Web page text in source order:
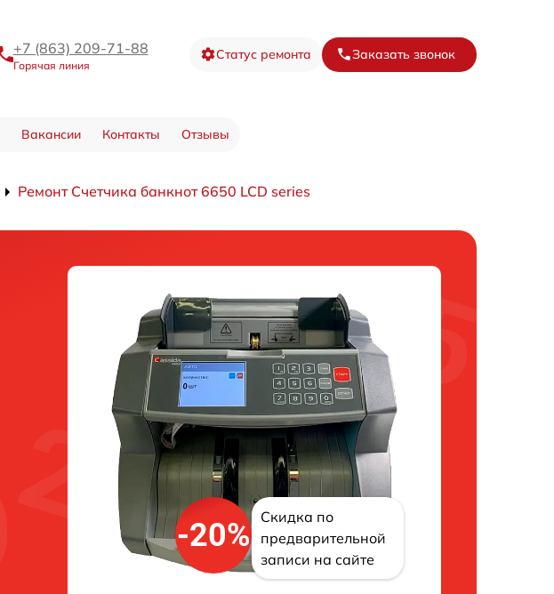
+7 (863) 209-71-88
Горячая линия
Статус ремонта Заказать звонок
Вакансии Контакты Отзывы
Ремонт Счетчика банкнот 6650 LCD series
-20%
Скидка по
предварительной
записи на сайте